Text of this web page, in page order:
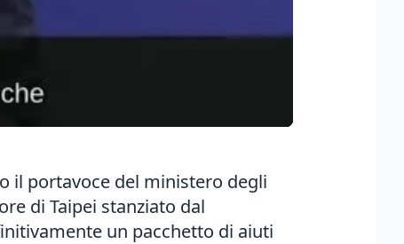
il portavoce del ministero degli
di Taipei stanziato dal
un pacchetto di aiuti